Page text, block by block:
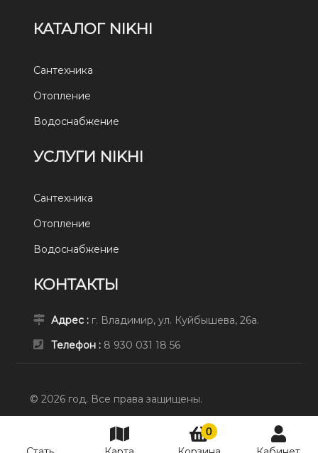
0
8 930 031 18 56 СТАТЬ
КАТАЛОГ NIKHI
Сантехника
Отопление
Водоснабжение
УСЛУГИ NIKHI
Сантехника
Отопление
Водоснабжение
КОНТАКТЫ
Адрес : г. Владимир, ул. Куйбышева, 26а.
Телефон : 8 930 031 18 56
© 2026 год. Все права защищены.